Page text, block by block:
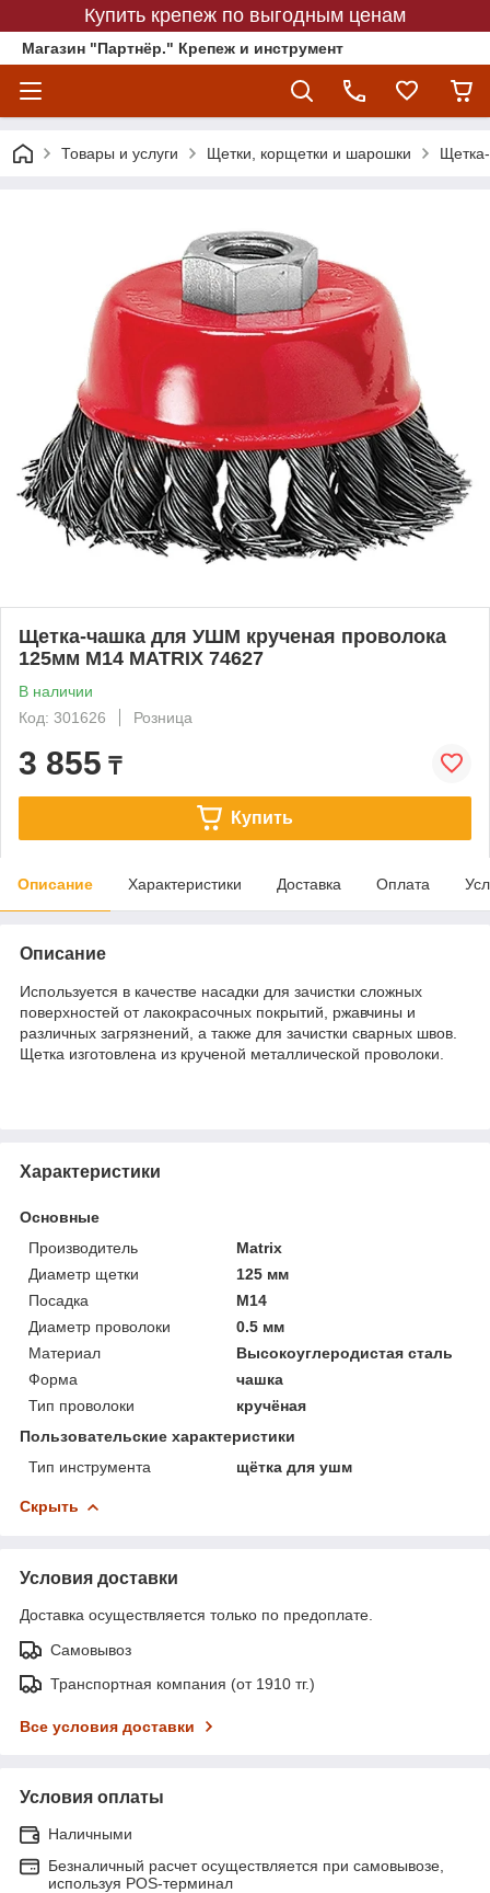
Купить крепеж по выгодным ценам
Магазин "Партнёр." Крепеж и инструмент
Товары и услуги Щетки, корщетки и шарошки
Щетка-чашка для УШМ крученая проволока
125мм М14 MATRIX 74627
В наличии
Код: 301626
Розница
3 855 ₸
Купить
Описание Характеристики Доставка Оплата
Описание
Используется в качестве насадки для зачистки сложных
поверхностей от лакокрасочных покрытий, ржавчины и
различных загрязнений, а также для зачистки сварных швов.
Щетка изготовлена из крученой металлической проволоки.
Характеристики
Основные
Производитель
Matrix
Диаметр щетки
125 мм
Посадка
М14
Диаметр проволоки
0.5 мм
Материал
Высокоуглеродистая сталь
Форма
чашка
Тип проволоки
кручёная
Пользовательские характеристики
Тип инструмента
щётка для ушм
Скрыть
Условия доставки
Доставка осуществляется только по предоплате.
Самовывоз
Транспортная компания (от 1910 тг.)
Все условия доставки
Условия оплаты
Наличными
Безналичный расчет осуществляется при самовывозе,
используя POS-терминал